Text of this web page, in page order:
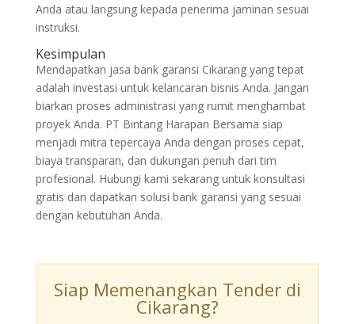
Anda atau langsung kepada penerima jaminan sesuai
instruksi.
Kesimpulan
Mendapatkan jasa bank garansi Cikarang yang tepat
adalah investasi untuk kelancaran bisnis Anda. Jangan
biarkan proses administrasi yang rumit menghambat
proyek Anda. PT Bintang Harapan Bersama siap
menjadi mitra tepercaya Anda dengan proses cepat,
biaya transparan, dan dukungan penuh dari tim
profesional. Hubungi kami sekarang untuk konsultasi
gratis dan dapatkan solusi bank garansi yang sesuai
dengan kebutuhan Anda.
Siap Memenangkan Tender di
Cikarang?